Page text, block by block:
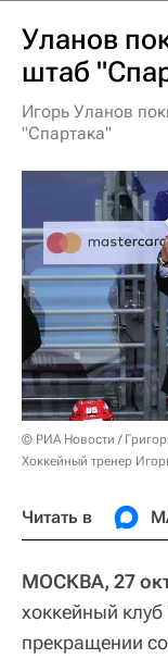
Уланов
штаб
Игорь Уланов
"Спартака"
© РИА Новости /
Хоккейный тренер
Читать в
МОСКВА, 27
хоккейный
прекращении